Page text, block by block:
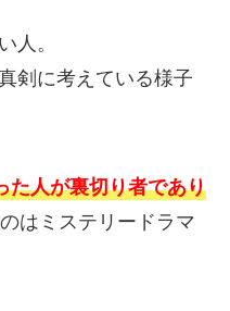
人。
剣に考えている様子
た人が裏切り者であり
はミステリードラマ